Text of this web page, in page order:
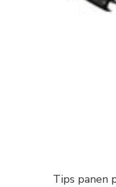
Tips panen